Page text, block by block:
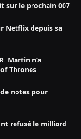
sur le prochain 007
Netflix depuis sa
Martin n’a
Thrones
notes pour
refusé le milliard